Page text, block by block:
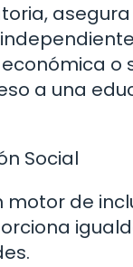
o
a una
Social
motor de